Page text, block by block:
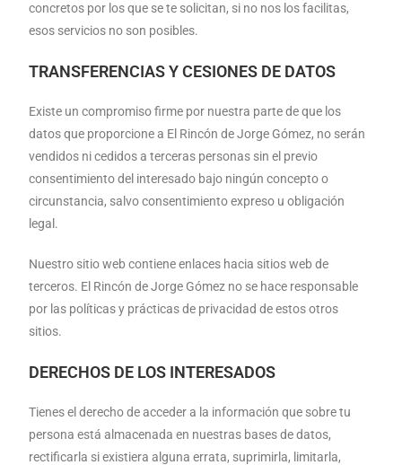
concretos por los que se te solicitan, si no nos los facilitas,
esos servicios no son posibles.
TRANSFERENCIAS Y CESIONES DE DATOS
Existe un compromiso firme por nuestra parte de que los
datos que proporcione a El Rincón de Jorge Gómez, no serán
vendidos ni cedidos a terceras personas sin el previo
consentimiento del interesado bajo ningún concepto o
circunstancia, salvo consentimiento expreso u obligación
legal.
Nuestro sitio web contiene enlaces hacia sitios web de
terceros. El Rincón de Jorge Gómez no se hace responsable
por las políticas y prácticas de privacidad de estos otros
sitios.
DERECHOS DE LOS INTERESADOS
Tienes el derecho de acceder a la información que sobre tu
persona está almacenada en nuestras bases de datos,
rectificarla si existiera alguna errata, suprimirla, limitarla,